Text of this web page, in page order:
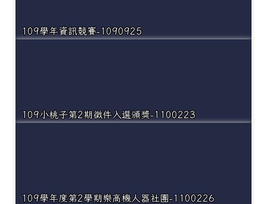
109學年資訊競賽-1090925
109小桃子第2期徵件入選頒獎-1100223
109學年度第2學期樂高機人器社團-1100226